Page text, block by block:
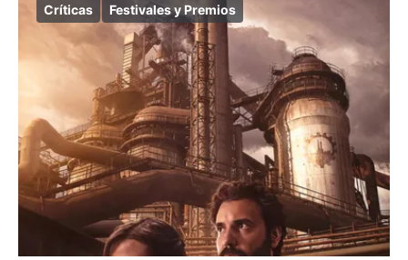
Críticas Festivales y Premios